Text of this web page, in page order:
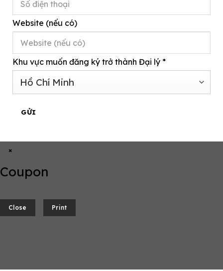
Website (nếu có)
Khu vực muốn đăng ký trở thành Đại lý *
GỬI
×
Coupon
Close Print